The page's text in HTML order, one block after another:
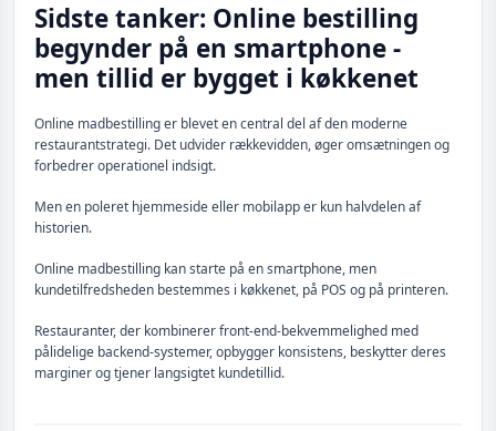
Sidste tanker: Online bestilling
begynder på en smartphone -
men tillid er bygget i køkkenet
Online madbestilling er blevet en central del af den moderne
restaurantstrategi. Det udvider rækkevidden, øger omsætningen og
forbedrer operationel indsigt.
Men en poleret hjemmeside eller mobilapp er kun halvdelen af
historien.
Online madbestilling kan starte på en smartphone, men
kundetilfredsheden bestemmes i køkkenet, på POS og på printeren.
Restauranter, der kombinerer front-end-bekvemmelighed med
pålidelige backend-systemer, opbygger konsistens, beskytter deres
marginer og tjener langsigtet kundetillid.